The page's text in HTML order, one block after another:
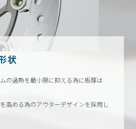
状
の過熱を最小限に抑える為に板厚は
高める為のアウターデザインを採用し